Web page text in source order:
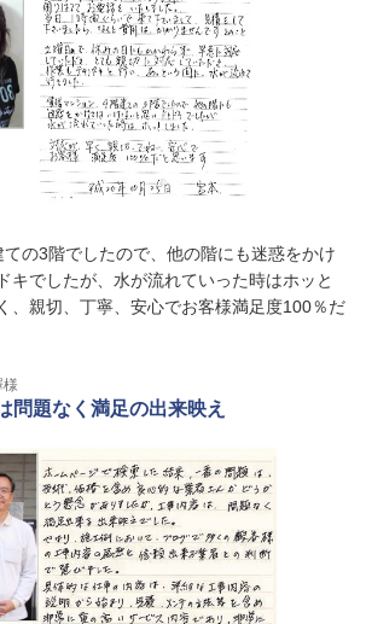
の3階でしたので、他の階にも迷惑をかけ
キでしたが、水が流れていった時はホッと
、親切、丁寧、安心でお客様満足度100％だ
問題なく満足の出来映え